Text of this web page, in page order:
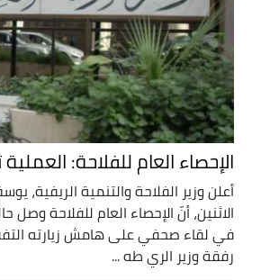
الإحصاء العام للفلاحة: العملية
أعلن وزير الفلاحة والتنمية الريفية،
في لقاء صحفي على هامش زيارته
رفقة وزير الري طه ...